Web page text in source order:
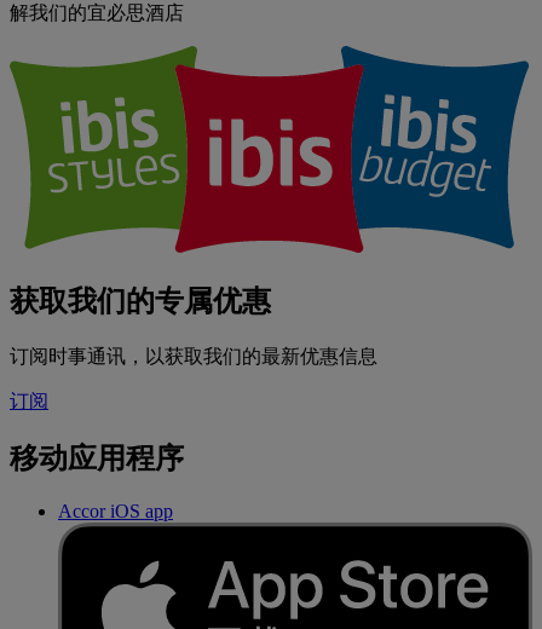
解我们的宜必思酒店
获取我们的专属优惠
订阅时事通讯，以获取我们的最新优惠信息
订阅
移动应用程序
Accor iOS app